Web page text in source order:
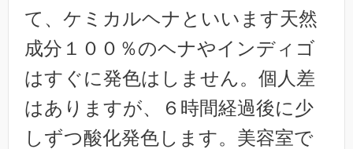
て、ケミカルヘナといいます天然
成分１００％のヘナやインディゴ
はすぐに発色はしません。個人差
はありますが、６時間経過後に少
しずつ酸化発色します。美容室で